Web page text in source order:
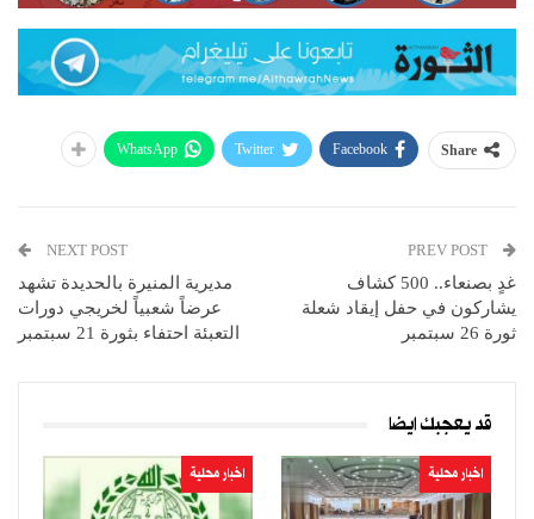
Share
Facebook
Twitter
WhatsApp
غدٍ بصنعاء.. 500 كشاف
يشاركون في حفل إيقاد شعلة
ثورة 26 سبتمبر
NEXT POST
مديرية المنيرة بالحديدة تشهد
عرضاً شعبياً لخريجي دورات
التعبئة احتفاء بثورة 21 سبتمبر
قد يعجبك ايضا
اخبار محلية اخبار محلية